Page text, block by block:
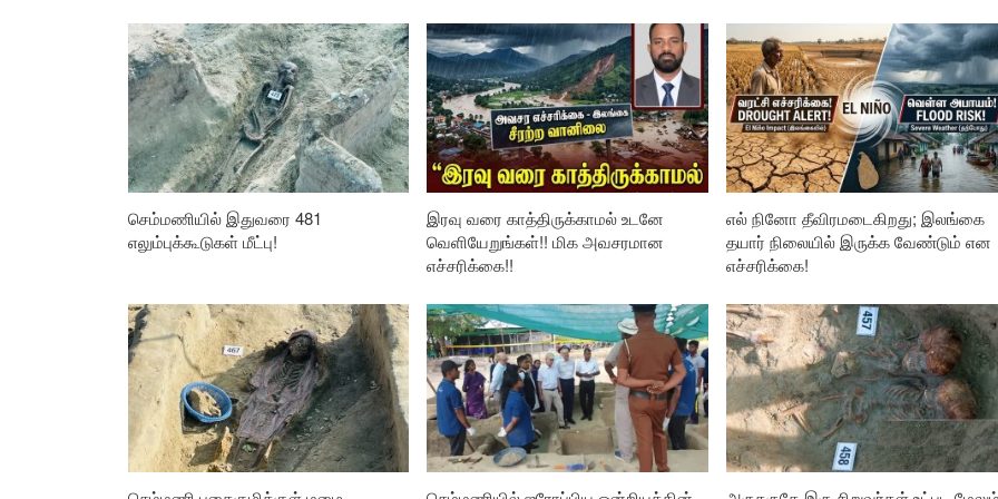
செம்மணியில் இதுவரை 481
எலும்புக்கூடுகள் மீட்பு!
இரவு வரை காத்திருக்காமல் உடனே
வெளியேறுங்கள்!! மிக அவசரமான
எச்சரிக்கை!!
எல் நினோ தீவிரமடைகிறது; இலங்கை
தயார் நிலையில் இருக்க வேண்டும் என
எச்சரிக்கை!